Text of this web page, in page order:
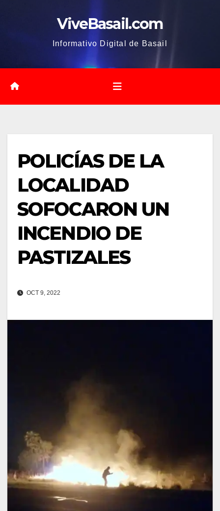
ViveBasail.com
Informativo Digital de Basail
POLICÍAS DE LA
LOCALIDAD
SOFOCARON UN
INCENDIO DE
PASTIZALES
OCT 9, 2022